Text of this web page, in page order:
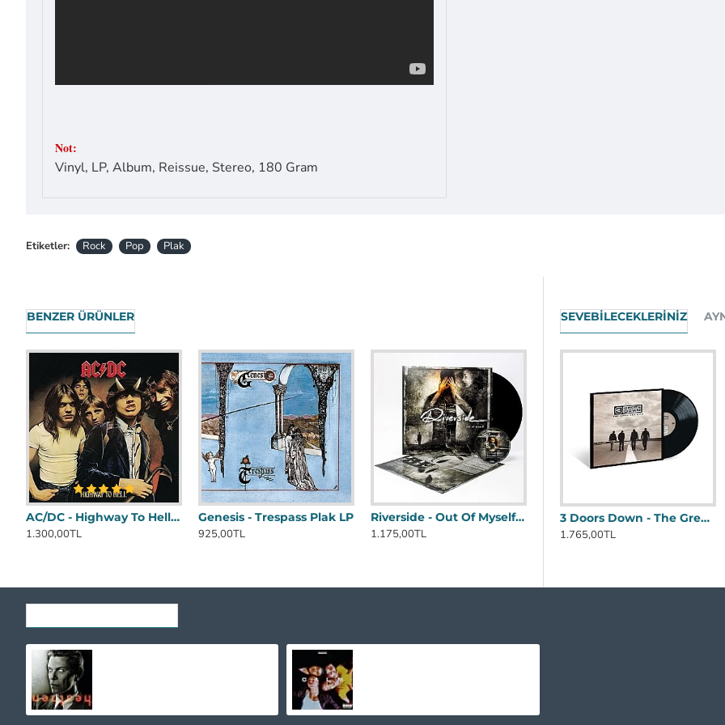
Not:
Vinyl, LP, Album, Reissue, Stereo, 180 Gram
Etiketler: Rock Pop Plak
BENZER ÜRÜNLER
AC/DC - Highway To Hell Plak LP
1.300,00TL
Genesis - Trespass Plak LP
925,00TL
Riverside - Out Of Myself Plak LP
1.175,00TL
Genesis - Genesis Plak LP
1.295,00TL
SEVEBILECEKLERINIZ
3 Doors Down - The Greatest Hits Plak LP
1.765,00TL